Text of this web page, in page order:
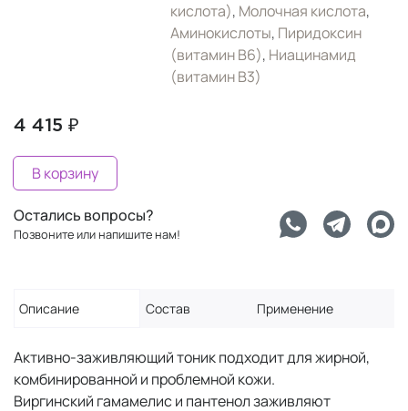
кислота), Молочная кислота,
Аминокислоты, Пиридоксин
(витамин B6), Ниацинамид
(витамин B3)
4 415 ₽
В корзину
Остались вопросы?
Позвоните или напишите нам!
Описание Состав Применение
Активно-заживляющий тоник подходит для жирной,
комбинированной и проблемной кожи.
Виргинский гамамелис и пантенол заживляют